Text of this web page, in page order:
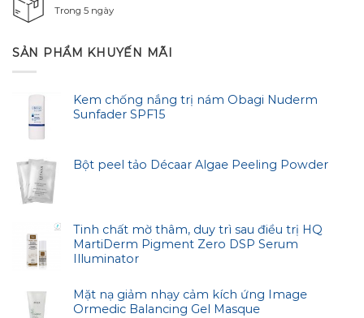
Trong 5 ngày
SẢN PHẨM KHUYẾN MÃI
Kem chống nắng trị nám Obagi Nuderm
Sunfader SPF15
Bột peel tảo Décaar Algae Peeling Powder
Tinh chất mờ thâm, duy trì sau điều trị HQ
MartiDerm Pigment Zero DSP Serum
Illuminator
Mặt nạ giảm nhạy cảm kích ứng Image
Ormedic Balancing Gel Masque